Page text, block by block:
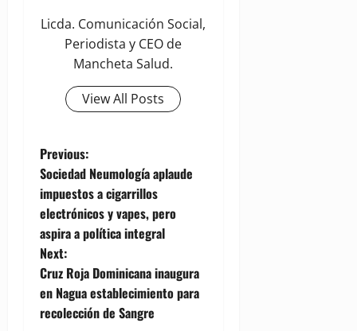
Licda. Comunicación Social,
Periodista y CEO de
Mancheta Salud.
View All Posts
P
o
s
t
n
Previous:
Sociedad Neumología aplaude
impuestos a cigarrillos
electrónicos y vapes, pero
aspira a política integral
Next:
Cruz Roja Dominicana inaugura
en Nagua establecimiento para
recolección de Sangre